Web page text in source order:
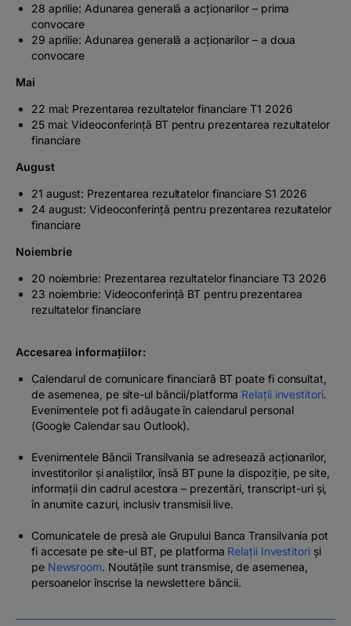
28 aprilie: Adunarea generală a acționarilor – prima
convocare
29 aprilie: Adunarea generală a acționarilor – a doua
convocare
Mai
22 mai: Prezentarea rezultatelor financiare T1 2026
25 mai: Videoconferință BT pentru prezentarea rezultatelor
financiare
August
21 august: Prezentarea rezultatelor financiare S1 2026
24 august: Videoconferință pentru prezentarea rezultatelor
financiare
Noiembrie
20 noiembrie: Prezentarea rezultatelor financiare T3 2026
23 noiembrie: Videoconferință BT pentru prezentarea
rezultatelor financiare
Accesarea informațiilor:
Calendarul de comunicare financiară BT poate fi consultat,
de asemenea, pe site-ul băncii/platforma Relații investitori.
Evenimentele pot fi adăugate în calendarul personal
(Google Calendar sau Outlook).
Evenimentele Băncii Transilvania se adresează acționarilor,
investitorilor și analiștilor, însă BT pune la dispoziție, pe site,
informații din cadrul acestora – prezentări, transcript-uri și,
în anumite cazuri, inclusiv transmisii live.
Comunicatele de presă ale Grupului Banca Transilvania pot
fi accesate pe site-ul BT, pe platforma Relații Investitoriși
pe Newsroom. Noutățile sunt transmise, de asemenea,
persoanelor înscrise la newslettere băncii.